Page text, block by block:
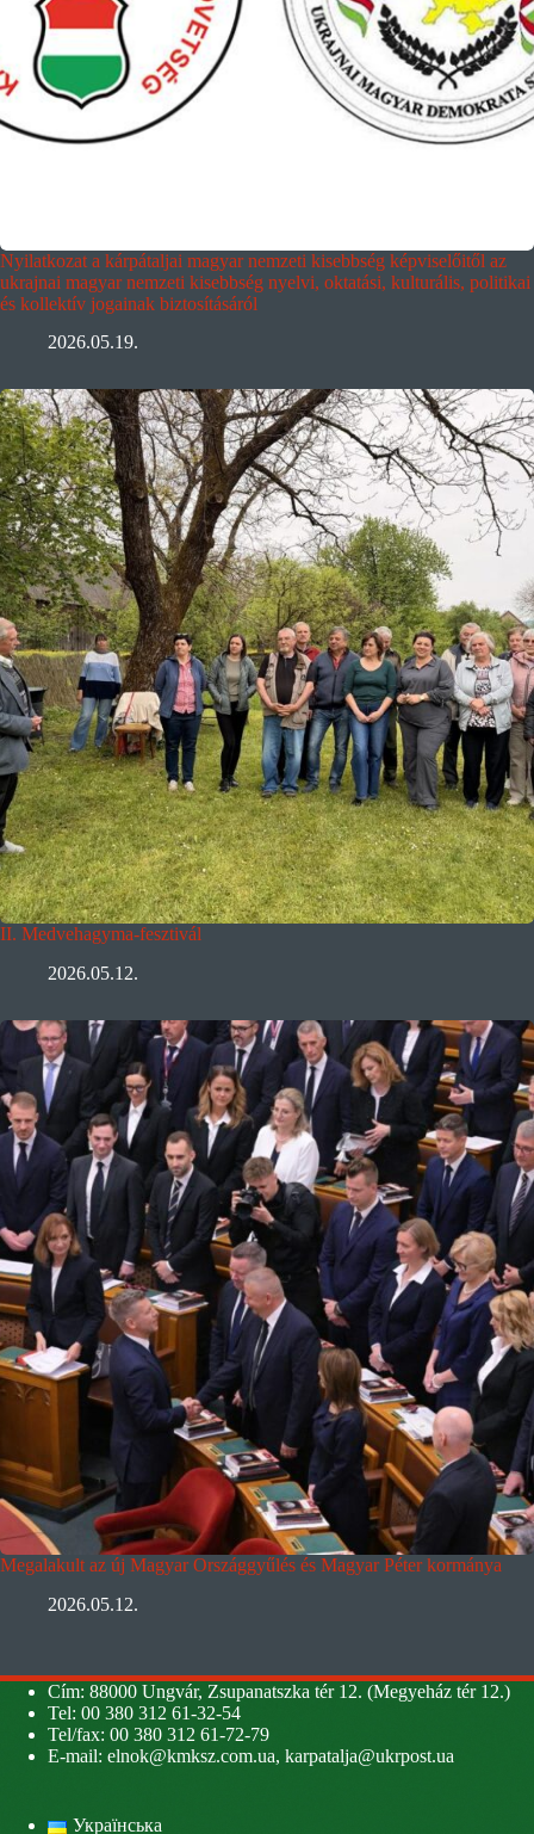
Nyilatkozat a kárpátaljai magyar nemzeti kisebbség képviselőitől az
ukrajnai magyar nemzeti kisebbség nyelvi, oktatási, kulturális, politikai
és kollektív jogainak biztosításáról
2026.05.19.
II. Medvehagyma-fesztivál
2026.05.12.
Megalakult az új Magyar Országgyűlés és Magyar Péter kormánya
2026.05.12.
Cím: 88000 Ungvár, Zsupanatszka tér 12. (Megyeház tér 12.)
Tel: 00 380 312 61-32-54
Tel/fax: 00 380 312 61-72-79
E-mail: elnok@kmksz.com.ua, karpatalja@ukrpost.ua
Українська